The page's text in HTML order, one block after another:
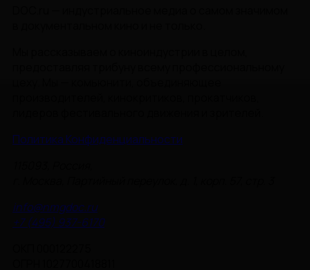
Политика Конфиденциальности
info@nmgdoc.ru
+7 (495) 937-6170